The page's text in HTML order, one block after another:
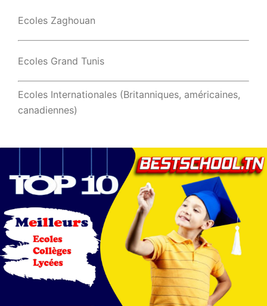
Ecoles Zaghouan
Ecoles Grand Tunis
Ecoles Internationales (Britanniques, américaines,
canadiennes)